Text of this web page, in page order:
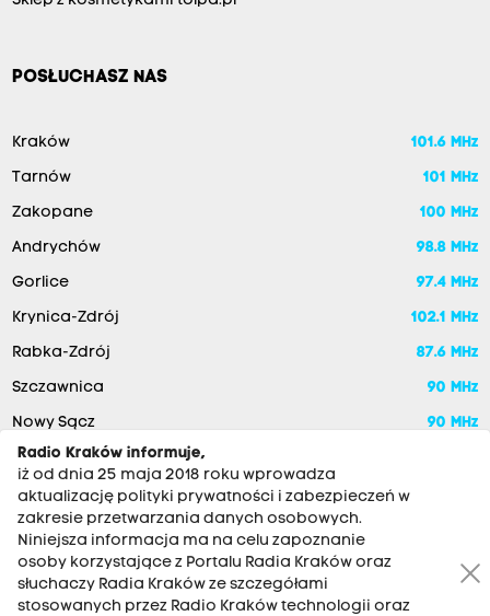
POSŁUCHASZ NAS
Kraków 101.6 MHz
Tarnów 101 MHz
Zakopane 100 MHz
Andrychów 98.8 MHz
Gorlice 97.4 MHz
Krynica-Zdrój 102.1 MHz
Rabka-Zdrój 87.6 MHz
Szczawnica 90 MHz
Nowy Sącz 90 MHz
Radio Kraków informuje,
iż od dnia 25 maja 2018 roku wprowadza
aktualizację polityki prywatności i zabezpieczeń w
zakresie przetwarzania danych osobowych.
Niniejsza informacja ma na celu zapoznanie
osoby korzystające z Portalu Radia Kraków oraz
słuchaczy Radia Kraków ze szczegółami
stosowanych przez Radio Kraków technologii oraz